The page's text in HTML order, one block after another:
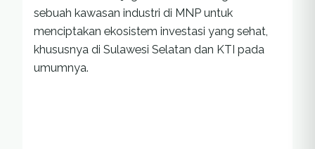
sebuah kawasan industri di MNP untuk
menciptakan ekosistem investasi yang sehat,
khususnya di Sulawesi Selatan dan KTI pada
umumnya.